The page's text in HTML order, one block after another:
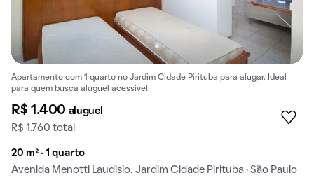
Apartamento com 1 quarto no Jardim Cidade Pirituba para alugar. Ideal
para quem busca aluguel acessível.
R$ 1.400 aluguel
R$ 1.760 total
20 m² · 1 quarto
Avenida Menotti Laudisio, Jardim Cidade Pirituba · São Paulo